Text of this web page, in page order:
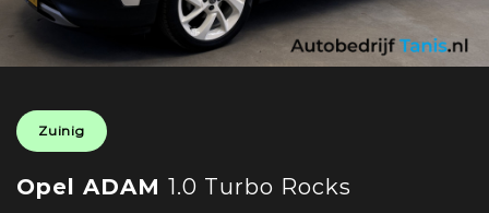
Zuinig
Opel ADAM 1.0 Turbo Rocks